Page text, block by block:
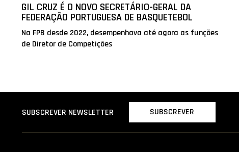
GIL CRUZ É O NOVO SECRETÁRIO-GERAL DA
FEDERAÇÃO PORTUGUESA DE BASQUETEBOL
Na FPB desde 2022, desempenhava até agora as funções
de Diretor de Competições
SUBSCREVER NEWSLETTER SUBSCREVER